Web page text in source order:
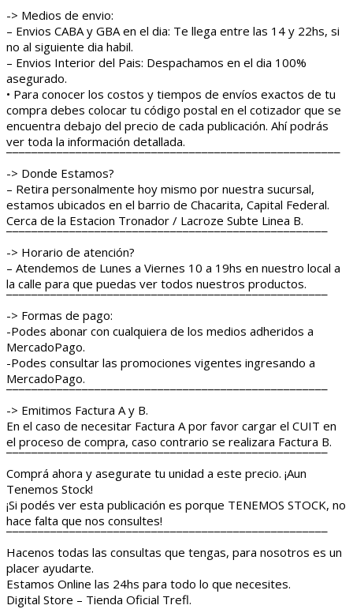
-> Medios de envio:
– Envios CABA y GBA en el dia: Te llega entre las 14 y 22hs, si
no al siguiente dia habil.
– Envios Interior del Pais: Despachamos en el dia 100%
asegurado.
• Para conocer los costos y tiempos de envíos exactos de tu
compra debes colocar tu código postal en el cotizador que se
encuentra debajo del precio de cada publicación. Ahí podrás
ver toda la información detallada.
¯¯¯¯¯¯¯¯¯¯¯¯¯¯¯¯¯¯¯¯¯¯¯¯¯¯¯¯¯¯¯¯¯¯¯¯¯¯¯¯¯¯¯¯¯¯¯¯¯¯¯¯¯
-> Donde Estamos?
– Retira personalmente hoy mismo por nuestra sucursal,
estamos ubicados en el barrio de Chacarita, Capital Federal.
Cerca de la Estacion Tronador / Lacroze Subte Linea B.
¯¯¯¯¯¯¯¯¯¯¯¯¯¯¯¯¯¯¯¯¯¯¯¯¯¯¯¯¯¯¯¯¯¯¯¯¯¯¯¯¯¯¯¯¯¯¯¯¯¯¯
-> Horario de atención?
– Atendemos de Lunes a Viernes 10 a 19hs en nuestro local a
la calle para que puedas ver todos nuestros productos.
¯¯¯¯¯¯¯¯¯¯¯¯¯¯¯¯¯¯¯¯¯¯¯¯¯¯¯¯¯¯¯¯¯¯¯¯¯¯¯¯¯¯¯¯¯¯¯¯¯¯¯
-> Formas de pago:
-Podes abonar con cualquiera de los medios adheridos a
MercadoPago.
-Podes consultar las promociones vigentes ingresando a
MercadoPago.
¯¯¯¯¯¯¯¯¯¯¯¯¯¯¯¯¯¯¯¯¯¯¯¯¯¯¯¯¯¯¯¯¯¯¯¯¯¯¯¯¯¯¯¯¯¯¯¯¯¯¯
-> Emitimos Factura A y B.
En el caso de necesitar Factura A por favor cargar el CUIT en
el proceso de compra, caso contrario se realizara Factura B.
¯¯¯¯¯¯¯¯¯¯¯¯¯¯¯¯¯¯¯¯¯¯¯¯¯¯¯¯¯¯¯¯¯¯¯¯¯¯¯¯¯¯¯¯¯¯¯¯¯¯¯
Comprá ahora y asegurate tu unidad a este precio. ¡Aun
Tenemos Stock!
¡Si podés ver esta publicación es porque TENEMOS STOCK, no
hace falta que nos consultes!
¯¯¯¯¯¯¯¯¯¯¯¯¯¯¯¯¯¯¯¯¯¯¯¯¯¯¯¯¯¯¯¯¯¯¯¯¯¯¯¯¯¯¯¯¯¯¯¯¯¯¯
Hacenos todas las consultas que tengas, para nosotros es un
placer ayudarte.
Estamos Online las 24hs para todo lo que necesites.
Digital Store – Tienda Oficial Trefl.